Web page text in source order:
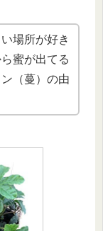
場所が好き
蜜が出てる
（蔓）の由